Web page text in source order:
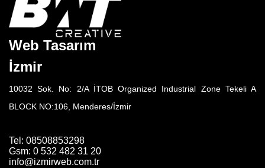
Web Tasarım
İzmir
10032 Sok. No: 2/A İTOB Organized Industrial Zone Tekeli A
BLOCK NO:106, Menderes/İzmir
Tel: 08508853298
Gsm: 0 532 482 31 20
info@izmirweb.com.tr